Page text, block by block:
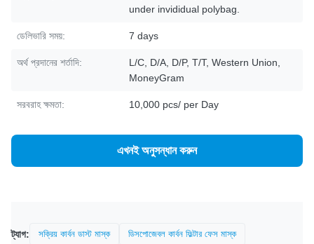
under invididual polybag.
ডেলিভারি সময়: 7 days
অর্থ প্রদানের শর্তাদি:
L/C, D/A, D/P, T/T, Western Union,
MoneyGram
সরবরাহ ক্ষমতা: 10,000 pcs/ per Day
এখনই অনুসন্ধান করুন
ট্যাগ: সক্রিয় কার্বন ডাস্ট মাস্ক ডিসপোজেবল কার্বন ফিল্টার ফেস মাস্ক